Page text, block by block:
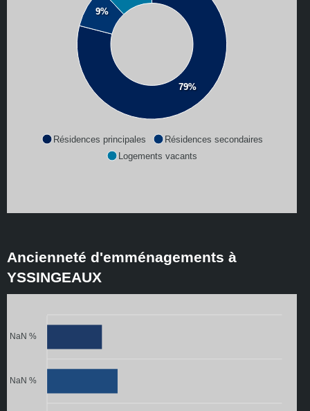
79%
9%
Résidences principales
Résidences secondaires
Logements vacants
Ancienneté d'emménagements à
YSSINGEAUX
NaN %
NaN %